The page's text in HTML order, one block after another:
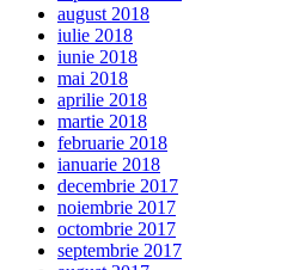
august 2018
iulie 2018
iunie 2018
mai 2018
aprilie 2018
martie 2018
februarie 2018
ianuarie 2018
decembrie 2017
noiembrie 2017
octombrie 2017
septembrie 2017